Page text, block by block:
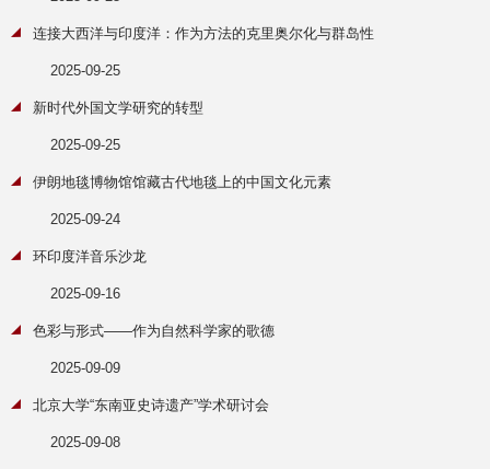
连接大西洋与印度洋：作为方法的克里奥尔化与群岛性
2025-09-25
新时代外国文学研究的转型
2025-09-25
伊朗地毯博物馆馆藏古代地毯上的中国文化元素
2025-09-24
环印度洋音乐沙龙
2025-09-16
色彩与形式——作为自然科学家的歌德
2025-09-09
北京大学“东南亚史诗遗产”学术研讨会
2025-09-08